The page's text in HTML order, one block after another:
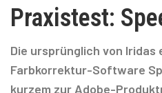
Praxistest:
Die ursprünglich von Iridas
Farbkorrektur-Software
kurzem zur Adobe-